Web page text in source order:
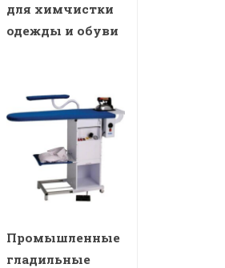
для химчистки
одежды и обуви
Промышленные
гладильные